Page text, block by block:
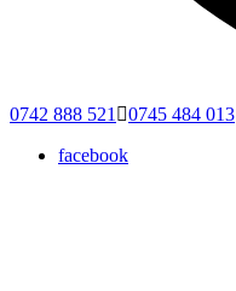
0742 888 521
0745 484 013
facebook